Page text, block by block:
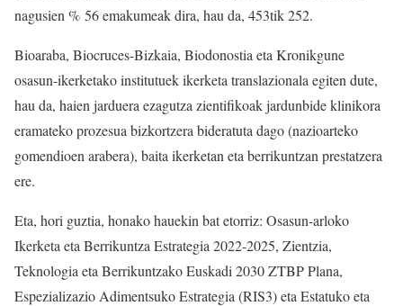
nagusien % 56 emakumeak dira, hau da, 453tik 252.
Bioaraba, Biocruces-Bizkaia, Biodonostia eta Kronikgune
osasun-ikerketako institutuek ikerketa translazionala egiten dute,
hau da, haien jarduera ezagutza zientifikoak jardunbide klinikora
eramateko prozesua bizkortzera bideratuta dago (nazioarteko
gomendioen arabera), baita ikerketan eta berrikuntzan prestatzera
ere.
Eta, hori guztia, honako hauekin bat etorriz: Osasun-arloko
Ikerketa eta Berrikuntza Estrategia 2022-2025, Zientzia,
Teknologia eta Berrikuntzako Euskadi 2030 ZTBP Plana,
Espezializazio Adimentsuko Estrategia (RIS3) eta Estatuko eta